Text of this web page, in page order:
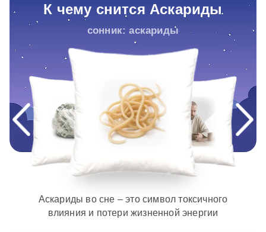
К чему снится Аскариды
сонник: аскариды
Аскариды во сне – это символ токсичного
влияния и потери жизненной энергии